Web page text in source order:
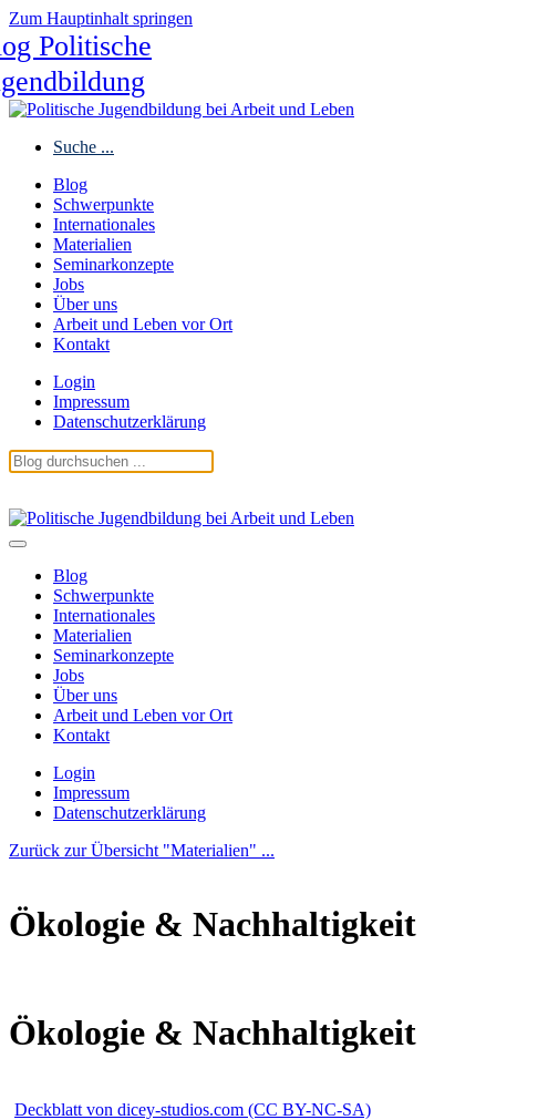
Zum Hauptinhalt springen
Politische
Suche ...
Blog
Schwerpunkte
Internationales
Materialien
Seminarkonzepte
Jobs
Über uns
Arbeit und Leben vor Ort
Kontakt
Login
Impressum
Datenschutzerklärung
Blog
Schwerpunkte
Internationales
Materialien
Seminarkonzepte
Jobs
Über uns
Arbeit und Leben vor Ort
Kontakt
Login
Impressum
Datenschutzerklärung
Zurück zur Übersicht "Materialien" ...
Ökologie & Nachhaltigkeit
Ökologie & Nachhaltigkeit
Deckblatt von dicey-studios.com (CC BY-NC-SA)